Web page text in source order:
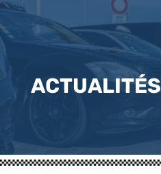
ACTUALITÉS